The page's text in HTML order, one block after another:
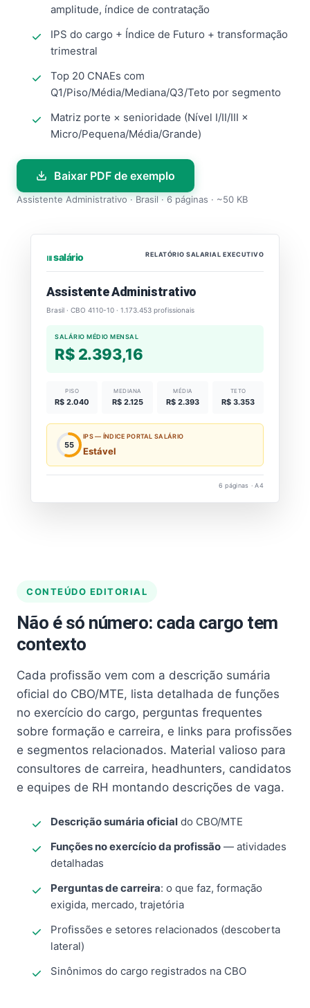
amplitude, índice de contratação
IPS do cargo + Índice de Futuro + transformação
trimestral
Top 20 CNAEs com
Q1/Piso/Média/Mediana/Q3/Teto por segmento
Matriz porte × senioridade (Nível I/II/III ×
Micro/Pequena/Média/Grande)
Baixar PDF de exemplo
Assistente Administrativo · Brasil · 6 páginas · ~50 KB
⏐⏐⏐ salário RELATÓRIO SALARIAL EXECUTIVO
Assistente Administrativo
Brasil · CBO 4110-10 · 1.173.453 profissionais
SALÁRIO MÉDIO MENSAL
R$ 2.393,16
PISO
R$ 2.040
MEDIANA
R$ 2.125
MÉDIA
R$ 2.393
TETO
R$ 3.353
55
IPS — ÍNDICE PORTAL SALÁRIO
Estável
6 páginas · A4
CONTEÚDO EDITORIAL
Não é só número: cada cargo tem
contexto
Cada profissão vem com a descrição sumária
oficial do CBO/MTE, lista detalhada de funções
no exercício do cargo, perguntas frequentes
sobre formação e carreira, e links para profissões
e segmentos relacionados. Material valioso para
consultores de carreira, headhunters, candidatos
e equipes de RH montando descrições de vaga.
Descrição sumária oficial do CBO/MTE
Funções no exercício da profissão — atividades
detalhadas
Perguntas de carreira: o que faz, formação
exigida, mercado, trajetória
Profissões e setores relacionados (descoberta
lateral)
Sinônimos do cargo registrados na CBO